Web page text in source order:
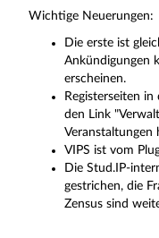
Wichtige Neuerungen:
Die erste ist
Ankündigungen
erscheinen.
Registerseiten
den Link
Veranstaltungen
VIPS ist vom
Die Stud.IP-
gestrichen, die
Zensus sind